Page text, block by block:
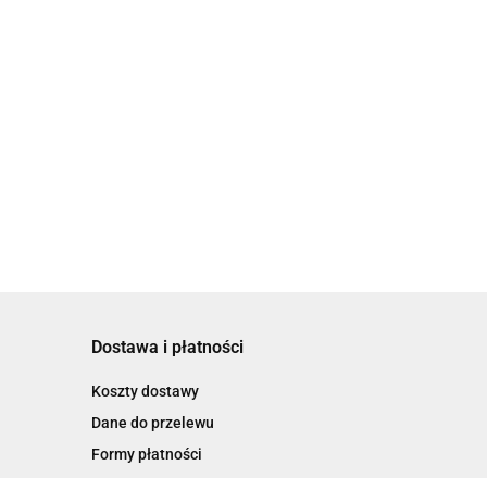
Dostawa i płatności
Koszty dostawy
Dane do przelewu
Formy płatności